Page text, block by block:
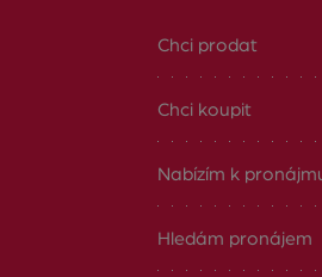
Chci prodat
Chci koupit
Nabízím k
Hledám pronájem